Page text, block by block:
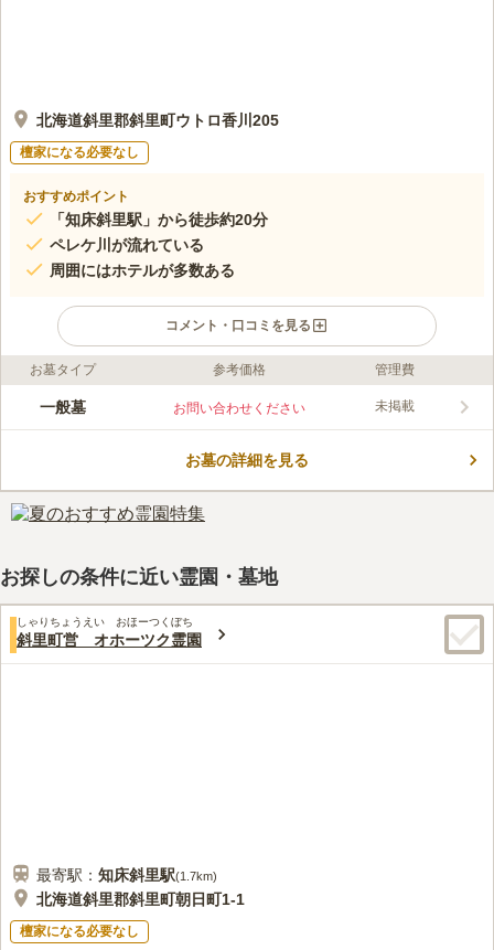
北海道斜里郡斜里町ウトロ香川205
檀家になる必要なし
おすすめポイント
「知床斜里駅」から徒歩約20分
ペレケ川が流れている
周囲にはホテルが多数ある
コメント・口コミを見る
ライフドット編集部のコメント
国道334号線から少し足を延ばしたところにあるお墓です。 周囲
で、車椅子の方や体が不自由な方でもお参りすることができま
んでくれることでしょう。
口コミ評価
お墓タイプ 参考価格 管理費
一般墓 お問い合わせください 未掲載
お墓の詳細を見る
お探しの条件に近い霊園・墓地
しゃりちょうえい おほーつくぼち
斜里町営 オホーツク霊園
最寄駅： 知床斜里駅(1.7km)
北海道斜里郡斜里町朝日町1-1
檀家になる必要なし